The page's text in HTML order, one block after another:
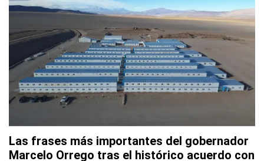
Las frases más importantes del gobernador
Marcelo Orrego tras el histórico acuerdo con